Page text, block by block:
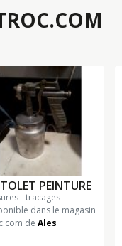
PEINTURE
- tracages
dans le magasin
de Ales